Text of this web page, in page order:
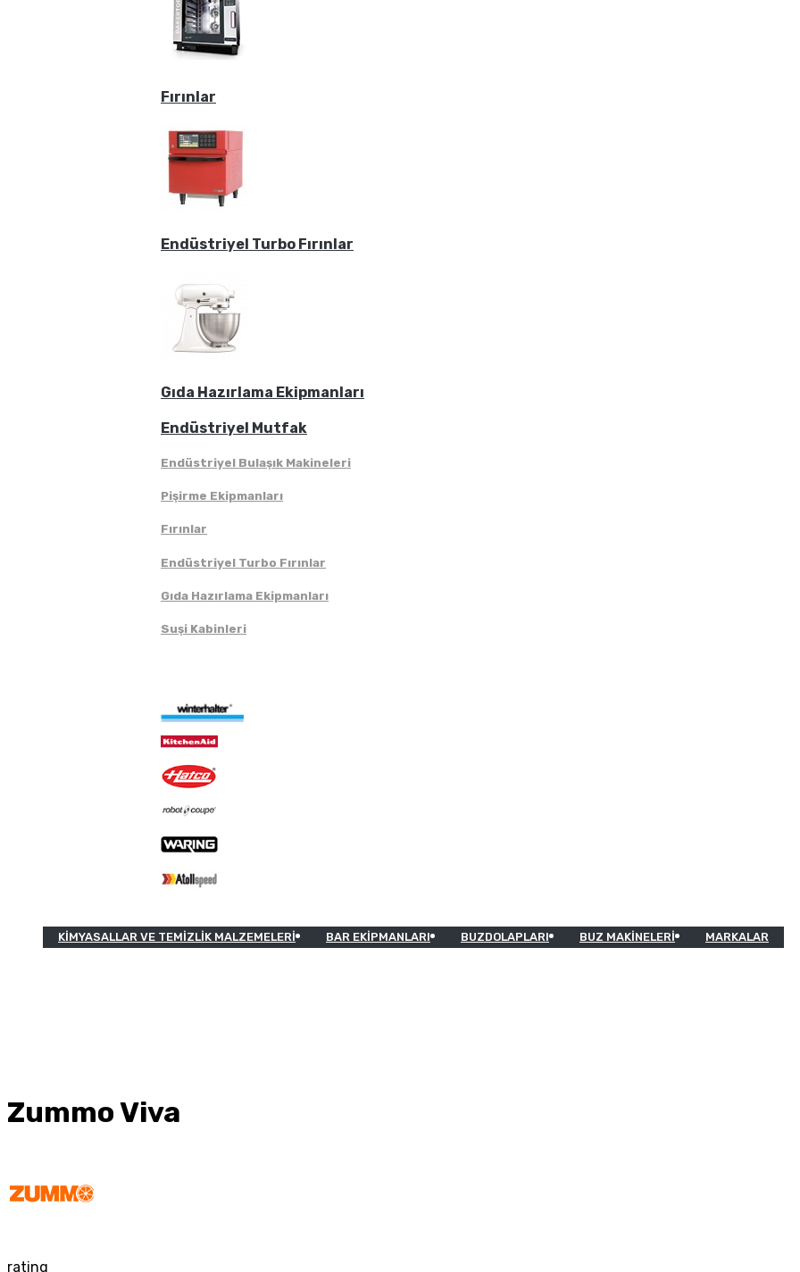
Fırınlar
Endüstriyel Turbo Fırınlar
Gıda Hazırlama Ekipmanları
Endüstriyel Mutfak
Endüstriyel Bulaşık Makineleri
Pişirme Ekipmanları
Fırınlar
Endüstriyel Turbo Fırınlar
Gıda Hazırlama Ekipmanları
Suşi Kabinleri
KIMYASALLAR VE TEMIZLIK MALZEMELERI BAR EKIPMANLARI BUZDOLAPLARI BUZ MAKINELERI MARKALAR
Zummo Viva
rating